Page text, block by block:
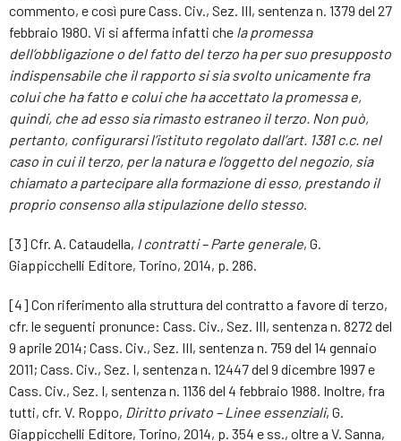
commento, e così pure Cass. Civ., Sez. III, sentenza n. 1379 del 27
febbraio 1980. Vi si afferma infatti che la promessa
dell’obbligazione o del fatto del terzo ha per suo presupposto
indispensabile che il rapporto si sia svolto unicamente fra
colui che ha fatto e colui che ha accettato la promessa e,
quindi, che ad esso sia rimasto estraneo il terzo. Non può,
pertanto, configurarsi l’istituto regolato dall’art. 1381 c.c. nel
caso in cui il terzo, per la natura e l’oggetto del negozio, sia
chiamato a partecipare alla formazione di esso, prestando il
proprio consenso alla stipulazione dello stesso.
[3] Cfr. A. Cataudella, I contratti – Parte generale, G.
Giappicchelli Editore, Torino, 2014, p. 286.
[4] Con riferimento alla struttura del contratto a favore di terzo,
cfr. le seguenti pronunce: Cass. Civ., Sez. III, sentenza n. 8272 del
9 aprile 2014; Cass. Civ., Sez. III, sentenza n. 759 del 14 gennaio
2011; Cass. Civ., Sez. I, sentenza n. 12447 del 9 dicembre 1997 e
Cass. Civ., Sez. I, sentenza n. 1136 del 4 febbraio 1988. Inoltre, fra
tutti, cfr. V. Roppo, Diritto privato – Linee essenziali, G.
Giappicchelli Editore, Torino, 2014, p. 354 e ss., oltre a V. Sanna,